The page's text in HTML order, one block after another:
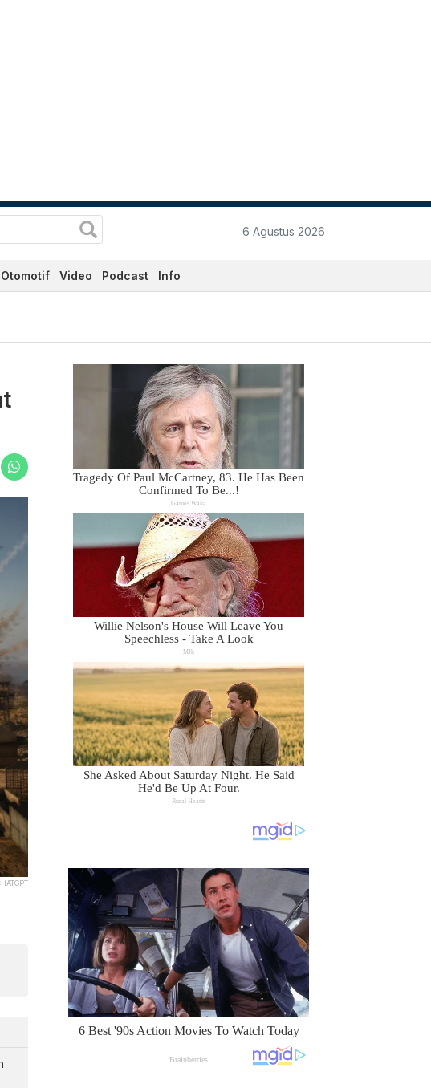
6 Agustus 2026
Otomotif Video Podcast Info